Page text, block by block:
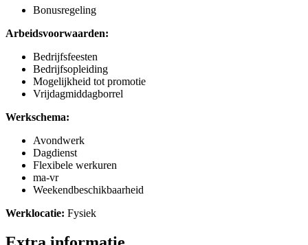
Bonusregeling
Arbeidsvoorwaarden:
Bedrijfsfeesten
Bedrijfsopleiding
Mogelijkheid tot promotie
Vrijdagmiddagborrel
Werkschema:
Avondwerk
Dagdienst
Flexibele werkuren
ma-vr
Weekendbeschikbaarheid
Werklocatie: Fysiek